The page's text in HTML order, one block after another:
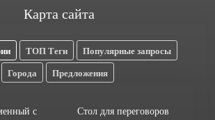
Карта сайта
ТОП Теги
Популярные запросы
Города
Предложения
с
Стол для переговоров